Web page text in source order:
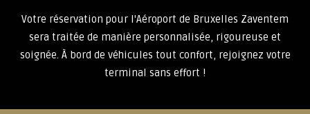
Votre réservation pour l'Aéroport de Bruxelles Zaventem
sera traitée de manière personnalisée, rigoureuse et
soignée. À bord de véhicules tout confort, rejoignez votre
terminal sans effort !